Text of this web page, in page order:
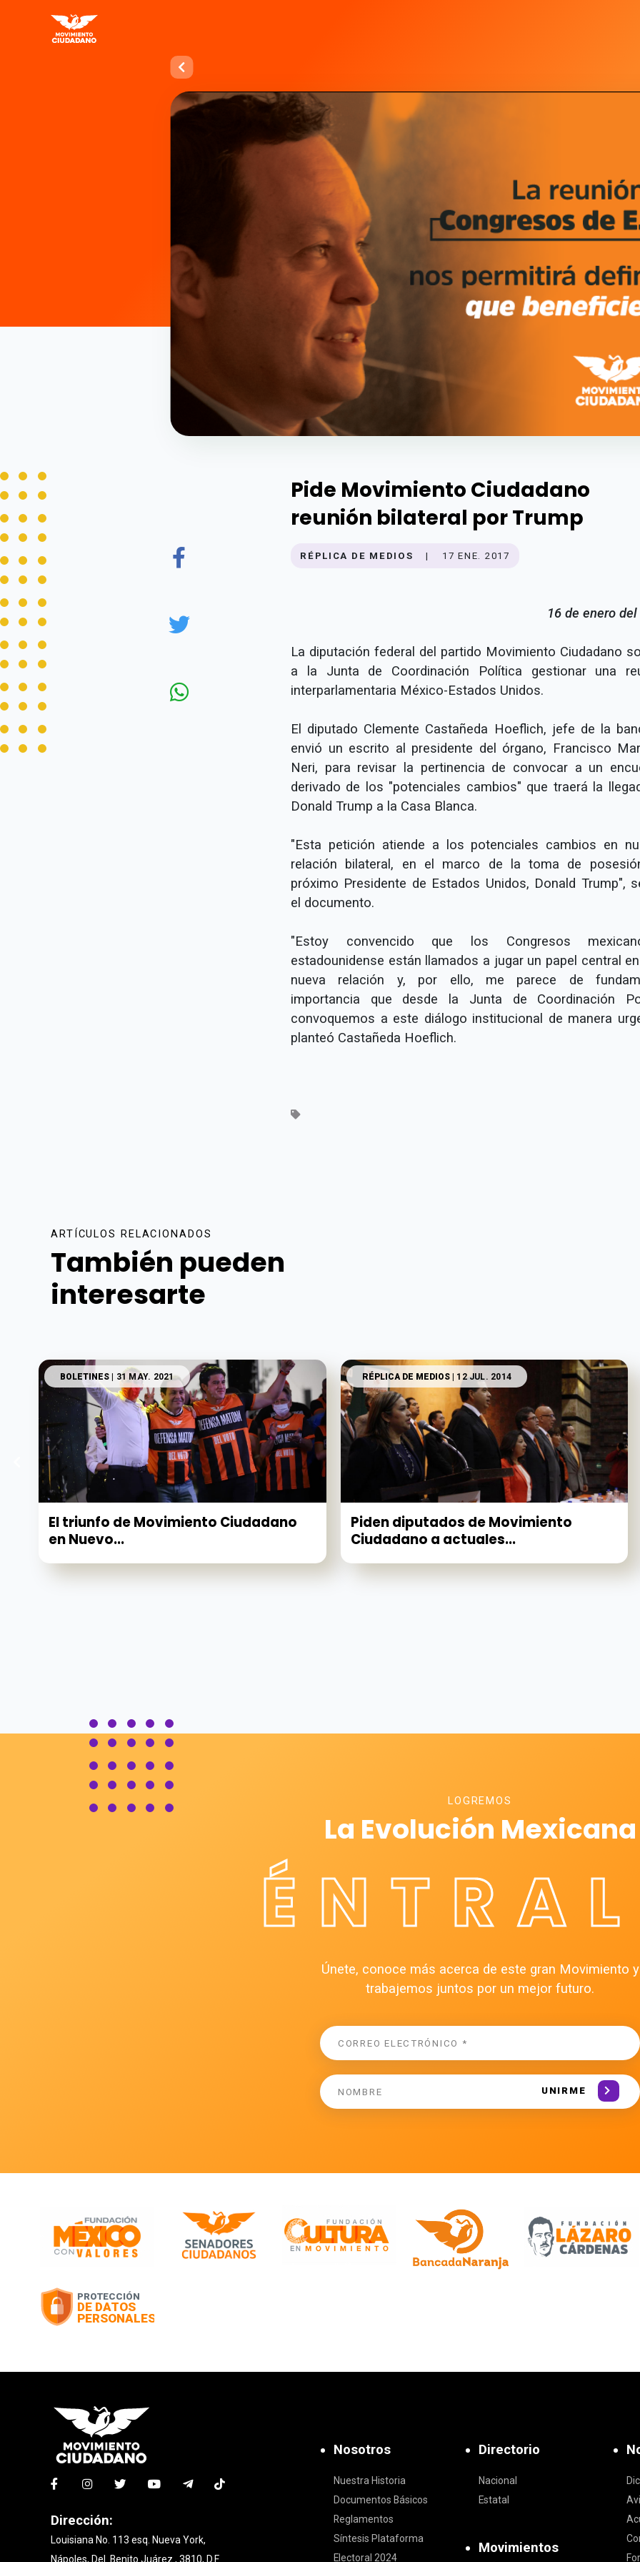
Pide Movimiento Ciudadano
reunión bilateral por Trump
RÉPLICA DE MEDIOS | 17 ENE. 2017
16 de enero
La diputación federal del partido Movimiento Ciudadano
a la Junta de Coordinación Política gestionar una
interparlamentaria México-Estados Unidos.
El diputado Clemente Castañeda Hoeflich, jefe de la
envió un escrito al presidente del órgano, Francisco
Neri, para revisar la pertinencia de convocar a un
derivado de los "potenciales cambios" que traerá la
Donald Trump a la Casa Blanca.
"Esta petición atiende a los potenciales cambios en
relación bilateral, en el marco de la toma de
próximo Presidente de Estados Unidos, Donald Trump",
el documento.
"Estoy convencido que los Congresos
estadounidense están llamados a jugar un papel central
nueva relación y, por ello, me parece de
importancia que desde la Junta de Coordinación
convoquemos a este diálogo institucional de manera
planteó Castañeda Hoeflich.
ARTÍCULOS RELACIONADOS
También pueden
interesarte
BOLETINES | 31 MAY. 2021
El triunfo de Movimiento Ciudadano
en Nuevo...
RÉPLICA DE MEDIOS| 12 JUL. 2014
Piden diputados de Movimiento
Ciudadano a actuales...
LOGREMOS
La Evolución Mexicana
Únete, conoce más acerca de este gran Movimiento y
trabajemos juntos por un mejor futuro.
UNIRME
Dirección:
Louisiana No. 113 esq. Nueva York,
Nápoles, Del. Benito Juárez., 3810, D.F.
Nosotros
Nuestra Historia
Documentos Básicos
Reglamentos
Síntesis Plataforma
Electoral 2024
Directorio
Nacional
Estatal
Movimientos